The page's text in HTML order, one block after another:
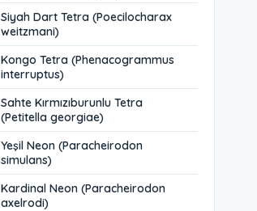
Siyah Dart Tetra (Poecilocharax
weitzmani)
Kongo Tetra (Phenacogrammus
interruptus)
Sahte Kırmızıburunlu Tetra
(Petitella georgiae)
Yeşil Neon (Paracheirodon
simulans)
Kardinal Neon (Paracheirodon
axelrodi)